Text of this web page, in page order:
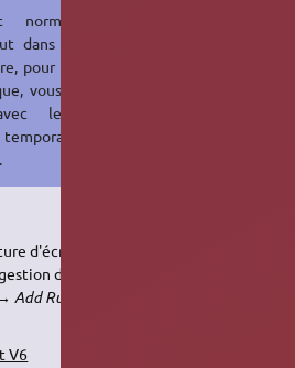
dans Ubuntu.
pour savoir si
vous pouvez
le volet
d'écran qui suit, une fois
du pare-feu
Add Rule
V6